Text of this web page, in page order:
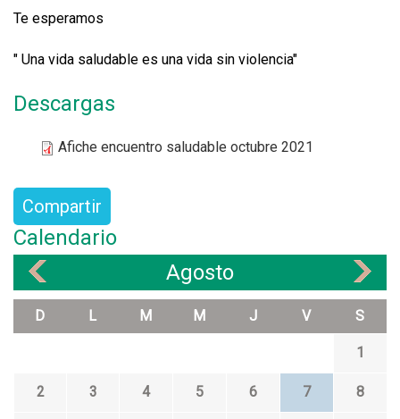
Te esperamos
" Una vida saludable es una vida sin violencia"
Descargas
Afiche encuentro saludable octubre 2021
Compartir
Calendario
Agosto
D L M M J V S
1
2 3 4 5 6 7 8